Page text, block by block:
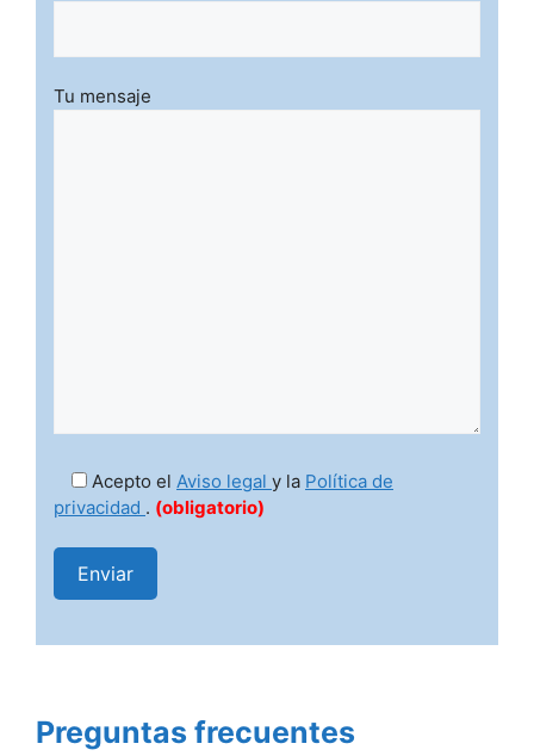
Tu mensaje
Acepto el Aviso legal y la Política de
privacidad . (obligatorio)
Preguntas frecuentes